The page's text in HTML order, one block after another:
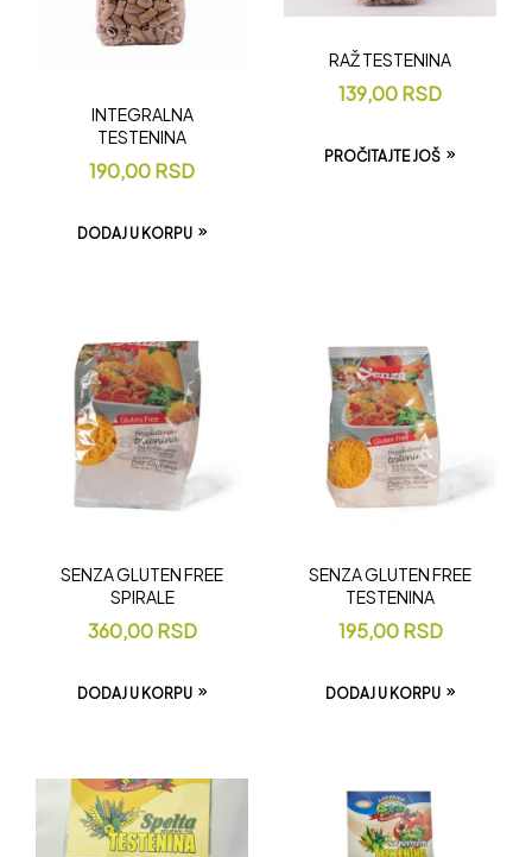
INTEGRALNA
TESTENINA
190,00RSD
DODAJ U KORPU
RAŽ TESTENINA
139,00RSD
PROČITAJTE JOŠ
SENZA GLUTEN FREE
SPIRALE
360,00RSD
DODAJ U KORPU
SENZA GLUTEN FREE
TESTENINA
195,00RSD
DODAJ U KORPU